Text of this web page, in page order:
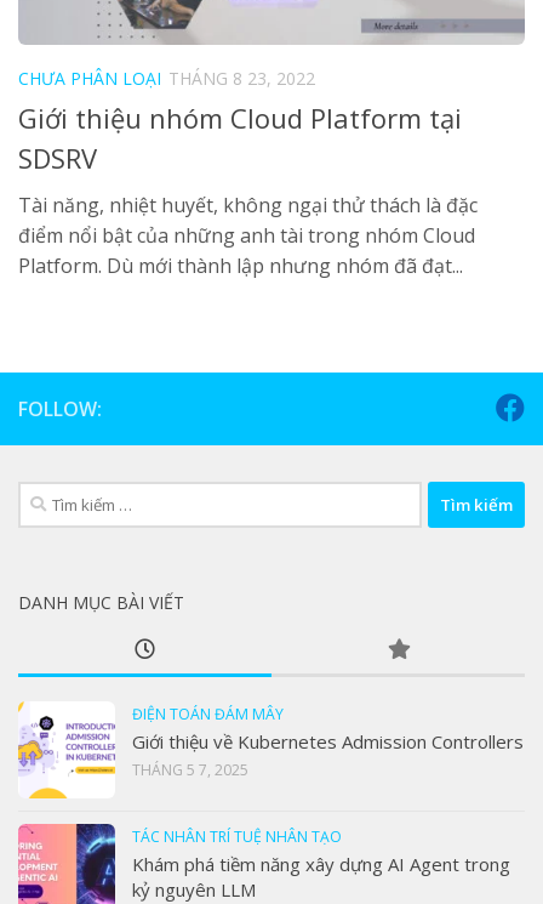
CHƯA PHÂN LOẠI THÁNG 8 23, 2022
Giới thiệu nhóm Cloud Platform tại
SDSRV
Tài năng, nhiệt huyết, không ngại thử thách là đặc
điểm nổi bật của những anh tài trong nhóm Cloud
Platform. Dù mới thành lập nhưng nhóm đã đạt...
FOLLOW:
Tìm
kiếm
DANH MỤC BÀI VIẾT
ĐIỆN TOÁN ĐÁM MÂY
Giới thiệu về Kubernetes Admission Controllers
THÁNG 5 7, 2025
TÁC NHÂN TRÍ TUỆ NHÂN TẠO
Khám phá tiềm năng xây dựng AI Agent trong
kỷ nguyên LLM